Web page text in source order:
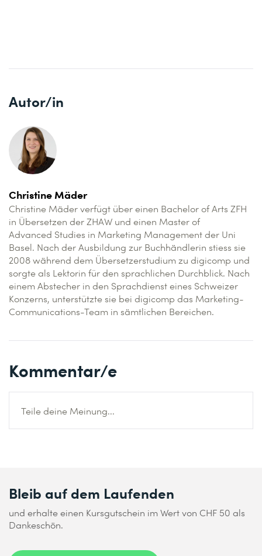
Autor/in
Christine Mäder
Christine Mäder verfügt über einen Bachelor of Arts ZFH
in Übersetzen der ZHAW und einen Master of
Advanced Studies in Marketing Management der Uni
Basel. Nach der Ausbildung zur Buchhändlerin stiess sie
2008 während dem Übersetzerstudium zu digicomp und
sorgte als Lektorin für den sprachlichen Durchblick. Nach
einem Abstecher in den Sprachdienst eines Schweizer
Konzerns, unterstützte sie bei digicomp das Marketing-
Communications-Team in sämtlichen Bereichen.
Kommentar/e
Teile deine Meinung...
Bleib auf dem Laufenden
und erhalte einen Kursgutschein im Wert von CHF 50 als
Dankeschön.